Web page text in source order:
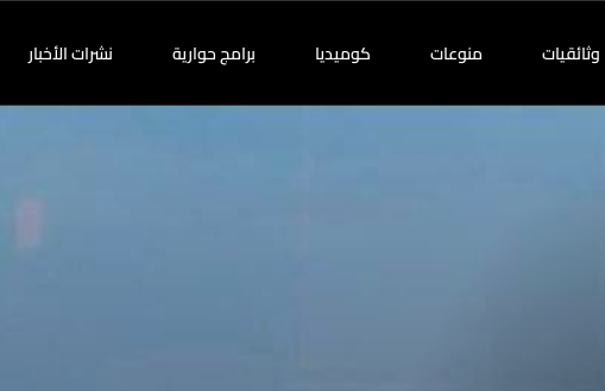
وثائقيات منوعات كوميديا برامج حوارية نشرات الأخبار